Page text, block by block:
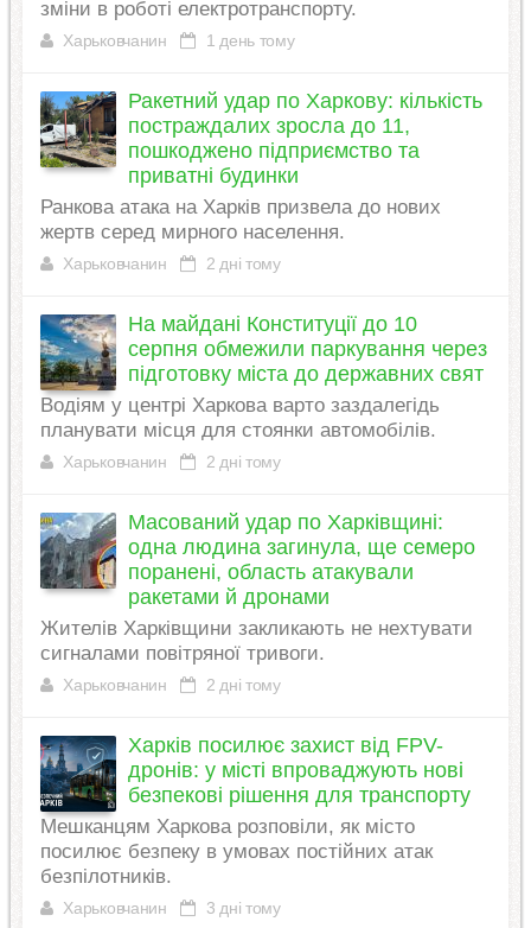
зміни в роботі електротранспорту.
Харьковчанин 1 день тому
Ракетний удар по Харкову: кількість
постраждалих зросла до 11,
пошкоджено підприємство та
приватні будинки
Ранкова атака на Харків призвела до нових
жертв серед мирного населення.
Харьковчанин 2 дні тому
На майдані Конституції до 10
серпня обмежили паркування через
підготовку міста до державних свят
Водіям у центрі Харкова варто заздалегідь
планувати місця для стоянки автомобілів.
Харьковчанин 2 дні тому
Масований удар по Харківщині:
одна людина загинула, ще семеро
поранені, область атакували
ракетами й дронами
Жителів Харківщини закликають не нехтувати
сигналами повітряної тривоги.
Харьковчанин 2 дні тому
Харків посилює захист від FPV-
дронів: у місті впроваджують нові
безпекові рішення для транспорту
Мешканцям Харкова розповіли, як місто
посилює безпеку в умовах постійних атак
безпілотників.
Харьковчанин 3 дні тому